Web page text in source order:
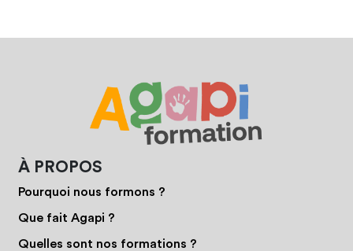
À PROPOS
Pourquoi nous formons ?
Que fait Agapi ?
Quelles sont nos formations ?